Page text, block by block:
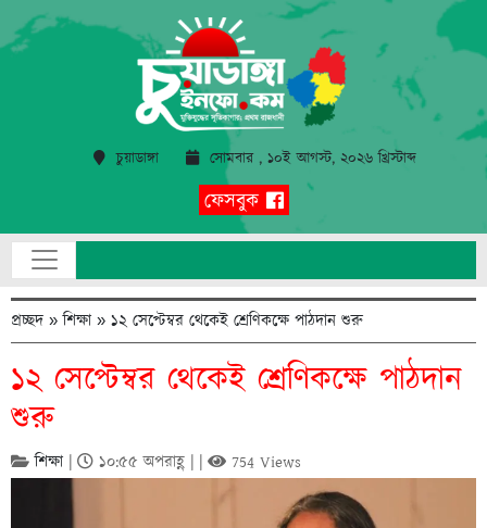
চুয়াডাঙ্গা সোমবার , ১০ই আগস্ট, ২০২৬ খ্রিস্টাব্দ
ফেসবুক
প্রচ্ছদ »শিক্ষা » ১২ সেপ্টেম্বর থেকেই শ্রেণিকক্ষে পাঠদান শুরু
১২ সেপ্টেম্বর থেকেই শ্রেণিকক্ষে পাঠদান
শুরু
শিক্ষা | ১০:৫৫ অপরাহ্ণ | | 754 Views